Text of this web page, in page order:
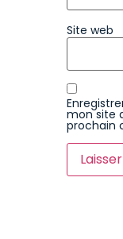
Site web
mon site
prochain